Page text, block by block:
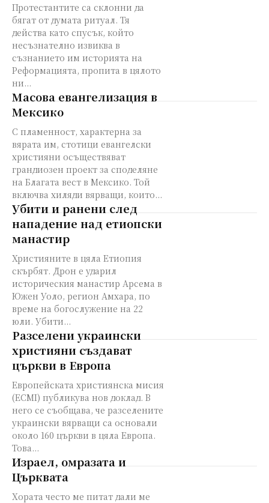
Протестантите са склонни да
бягат от думата ритуал. Тя
действа като спусък, който
несъзнателно извиква в
съзнанието им историята на
Реформацията, пропита в цялото
ни...
Масова евангелизация в
Мексико
С пламенност, характерна за
вярата им, стотици евангелски
християни осъществяват
грандиозен проект за споделяне
на Благата вест в Мексико. Той
включва хиляди вярващи, които...
Убити и ранени след
нападение над етиопски
манастир
Християните в цяла Етиопия
скърбят. Дрон е ударил
историческия манастир Арсема в
Южен Уоло, регион Амхара, по
време на богослужение на 22
юли. Убити...
Разселени украински
християни създават
църкви в Европа
Европейската християнска мисия
(ECMI) публикува нов доклад. В
него се съобщава, че разселените
украински вярващи са основали
около 160 църкви в цяла Европа.
Това...
Израел, омразата и
Църквата
Хората често ме питат дали ме